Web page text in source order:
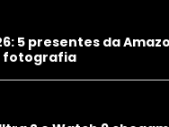
5 presentes da
fotografia